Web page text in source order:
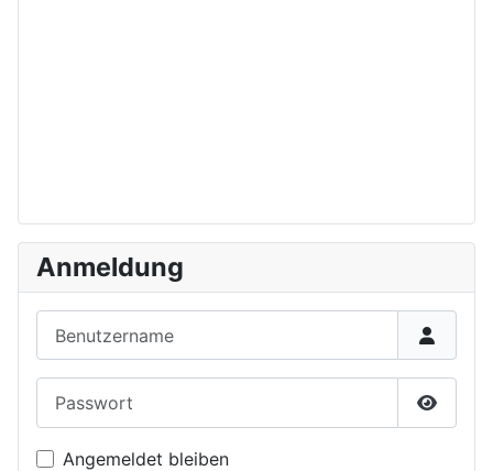
Anmeldung
Angemeldet bleiben